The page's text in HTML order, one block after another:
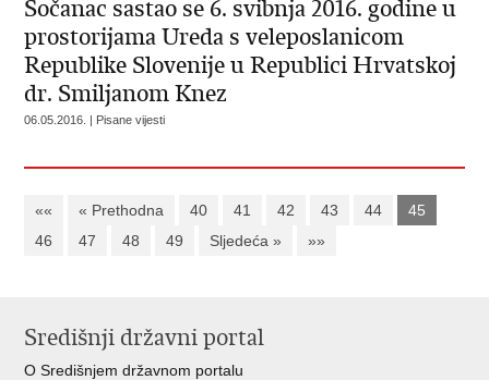
Sočanac sastao se 6. svibnja 2016. godine u
prostorijama Ureda s veleposlanicom
Republike Slovenije u Republici Hrvatskoj
dr. Smiljanom Knez
06.05.2016. | Pisane vijesti
«« « Prethodna 40 41 42 43 44
45
46
47 48 49 Sljedeća » »»
Središnji državni portal
O Središnjem državnom portalu